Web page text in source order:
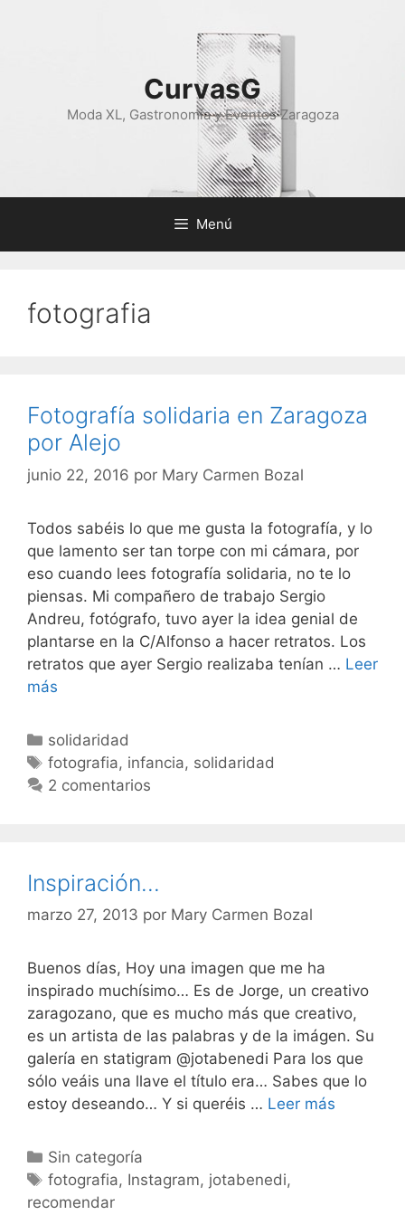
CurvasG
Moda XL, Gastronomía y Eventos Zaragoza
Menú
fotografia
Fotografía solidaria en Zaragoza
por Alejo
junio 22, 2016 por Mary Carmen Bozal
Todos sabéis lo que me gusta la fotografía, y lo
que lamento ser tan torpe con mi cámara, por
eso cuando lees fotografía solidaria, no te lo
piensas. Mi compañero de trabajo Sergio
Andreu, fotógrafo, tuvo ayer la idea genial de
plantarse en la C/Alfonso a hacer retratos. Los
retratos que ayer Sergio realizaba tenían … Leer
más
en
Zaragoza
por
Categorías
solidaridad
Etiquetas
fotografia, infancia, solidaridad
2 comentarios
Inspiración…
marzo 27, 2013 por Mary Carmen Bozal
Buenos días, Hoy una imagen que me ha
inspirado muchísimo… Es de Jorge, un creativo
zaragozano, que es mucho más que creativo,
es un artista de las palabras y de la imágen. Su
galería en statigram @jotabenedi Para los que
sólo veáis una llave el título era… Sabes que lo
estoy deseando… Y si queréis … Leer más
Categorías
Sin categoría
Etiquetas
fotografia, Instagram, jotabenedi,
recomendar